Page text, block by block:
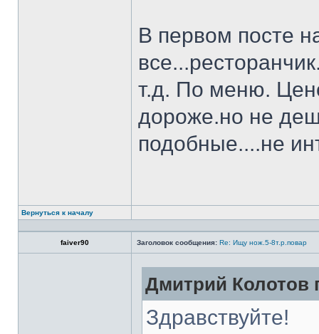
В первом посте
т.д. По меню.
дороже.но не
подобные....не
Вернуться к началу
faiver90 Заголовок сообщения: Re: Ищу нож.5-8т.р.повар
Дмитрий Колотов
Здравствуйте!